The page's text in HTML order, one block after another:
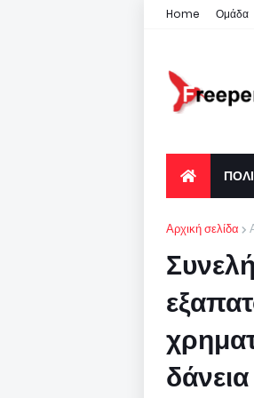
Home Ομάδα
Αρχική σελίδα
δάνεια